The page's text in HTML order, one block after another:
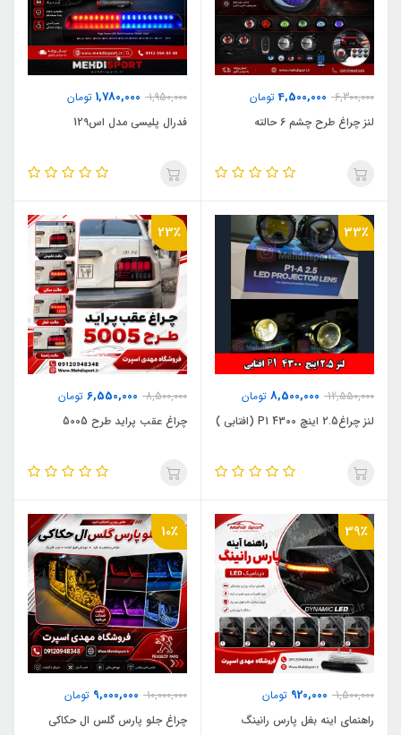
6,300,000
4,500,000تومان
لنز چراغ طرح چشم 6 حالته
1,950,000
1,780,000 تومان
فدرال پلیسی مدل اس129
33٪
12,550,000
8,500,000 تومان
لنز چراغ2.5 اینچ 4300 P1 (افتابی )
23٪
8,500,000
6,550,000 تومان
چراغ عقب پراید طرح 5005
39٪
1,500,000
920,000 تومان
راهنمای اینه بغل پارس رانینگ
10٪
10,000,000
9,000,000 تومان
چراغ جلو پارس گلس ال حکاکی